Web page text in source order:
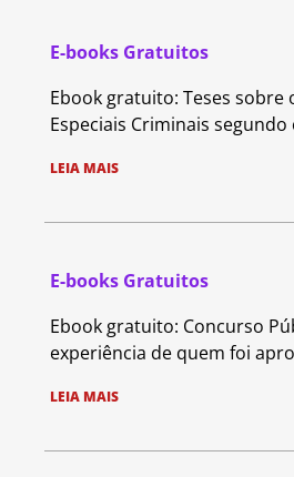
E-books Gratuitos
Ebook gratuito: Teses sobre
Especiais Criminais segundo
LEIA MAIS
E-books Gratuitos
Ebook gratuito: Concurso
experiência de quem foi
LEIA MAIS